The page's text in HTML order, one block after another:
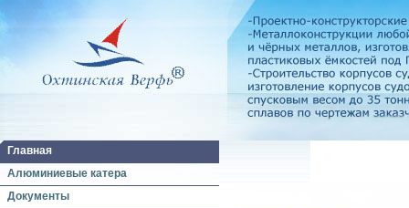
Главная
Алюминиевые катера
Документы